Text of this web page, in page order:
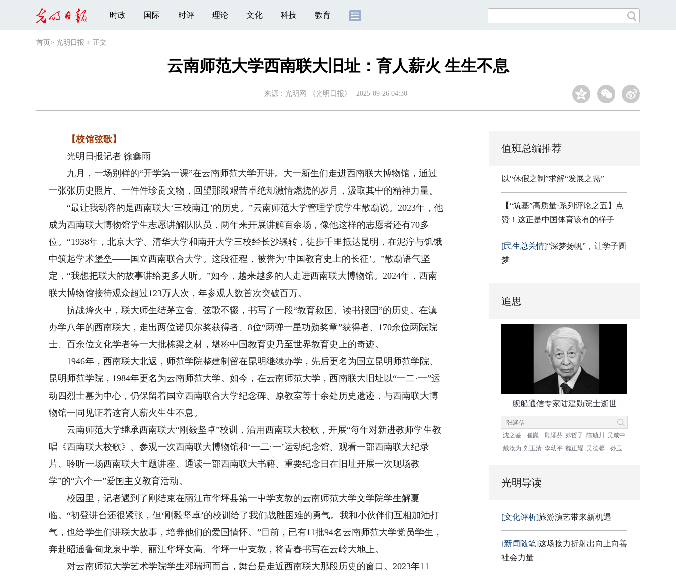
时政 国际 时评 理论 文化 科技 教育
首页 > 光明日报 > 正文
云南师范大学西南联大旧址：育人薪火 生生不息
来源： 光明网-《光明日报》 2025-09-26 04:30
【校馆弦歌】
光明日报记者 徐鑫雨
九月，一场别样的“开学第一课”在云南师范大学开讲。大一新生们走进西南联大博物馆，通过
一张张历史照片、一件件珍贵文物，回望那段艰苦卓绝却激情燃烧的岁月，汲取其中的精神力量。
“最让我动容的是西南联大‘三校南迁’的历史。”云南师范大学管理学院学生散勐说。2023年，他
成为西南联大博物馆学生志愿讲解队队员，两年来开展讲解百余场，像他这样的志愿者还有70多
位。“1938年，北京大学、清华大学和南开大学三校经长沙辗转，徒步千里抵达昆明，在泥泞与饥饿
中筑起学术堡垒——国立西南联合大学。这段征程，被誉为‘中国教育史上的长征’。”散勐语气坚
定，“我想把联大的故事讲给更多人听。”如今，越来越多的人走进西南联大博物馆。2024年，西南
联大博物馆接待观众超过123万人次，年参观人数首次突破百万。
抗战烽火中，联大师生结茅立舍、弦歌不辍，书写了一段“教育救国、读书报国”的历史。在滇
办学八年的西南联大，走出两位诺贝尔奖获得者、8位“两弹一星功勋奖章”获得者、170余位两院院
士、百余位文化学者等一大批栋梁之材，堪称中国教育史乃至世界教育史上的奇迹。
1946年，西南联大北返，师范学院整建制留在昆明继续办学，先后更名为国立昆明师范学院、
昆明师范学院，1984年更名为云南师范大学。如今，在云南师范大学，西南联大旧址以“一二·一”运
动四烈士墓为中心，仍保留着国立西南联合大学纪念碑、原教室等十余处历史遗迹，与西南联大博
物馆一同见证着这育人薪火生生不息。
云南师范大学继承西南联大“刚毅坚卓”校训，沿用西南联大校歌，开展“每年对新进教师学生教
唱《西南联大校歌》、参观一次西南联大博物馆和‘一二·一’运动纪念馆、观看一部西南联大纪录
片、聆听一场西南联大主题讲座、通读一部西南联大书籍、重要纪念日在旧址开展一次现场教
学”的“六个一”爱国主义教育活动。
校园里，记者遇到了刚结束在丽江市华坪县第一中学支教的云南师范大学文学院学生解夏
临。“初登讲台还很紧张，但‘刚毅坚卓’的校训给了我们战胜困难的勇气。我和小伙伴们互相加油打
气，也给学生们讲联大故事，培养他们的爱国情怀。”目前，已有11批94名云南师范大学党员学生，
奔赴昭通鲁甸龙泉中学、丽江华坪女高、华坪一中支教，将青春书写在云岭大地上。
对云南师范大学艺术学院学生邓瑞珂而言，舞台是走近西南联大那段历史的窗口。2023年11
值班总编推荐
以“休假之制”求解“发展之需”
【“筑基”高质量·系列评论之五】点
赞！这正是中国体育该有的样子
[民生总关情]“深梦扬帆”，让学子圆
梦
追思
舰船通信专家陆建勋院士逝世
沈之荃 崔崑 顾诵芬 苏哲子 陈毓川
吴咸中
戴汝为 刘玉清 李幼平 魏正耀 吴德馨 孙玉
光明导读
[文化评析]旅游演艺带来新机遇
[新闻随笔]这场接力折射出向上向善
社会力量